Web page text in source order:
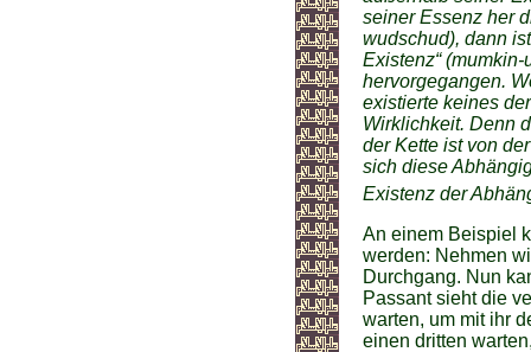
seiner Essenz her
wudschud), dann
Existenz“
hervorgegangen.
existierte keines
Wirklichkeit. Denn
der Kette ist von
sich diese
Existenz der
An einem Beispiel
werden: Nehmen
Durchgang. Nun
Passant sieht die
warten, um mit ihr
einen dritten